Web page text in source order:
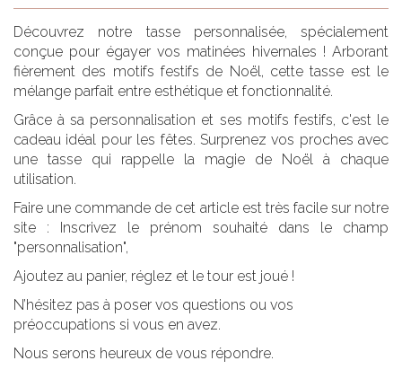
Découvrez notre tasse personnalisée, spécialement
conçue pour égayer vos matinées hivernales ! Arborant
fièrement des motifs festifs de Noël, cette tasse est le
mélange parfait entre esthétique et fonctionnalité.
Grâce à sa personnalisation et ses motifs festifs, c'est le
cadeau idéal pour les fêtes. Surprenez vos proches avec
une tasse qui rappelle la magie de Noël à chaque
utilisation.
Faire une commande de cet article est très facile sur notre
site : Inscrivez le prénom souhaité dans le champ
"personnalisation",
Ajoutez au panier, réglez et le tour est joué !
N’hésitez pas à poser vos questions ou vos
préoccupations si vous en avez.
Nous serons heureux de vous répondre.